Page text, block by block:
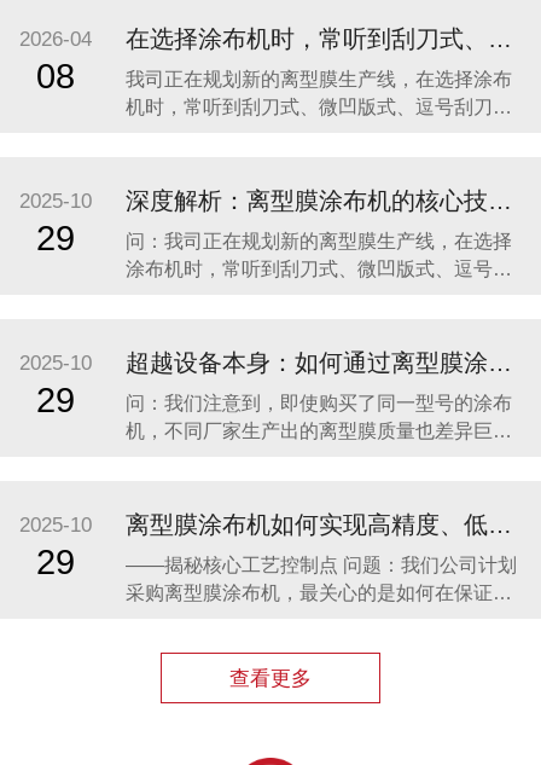
品质量的长期稳定性？如果出现剥离力波动，
该从哪些方面排查？ 这恰恰点明了行业的本
质：“七分工艺，三分设备”。一台先进的涂布机
是精密的“
2026-04
08
在选择涂布机时，常听到刮刀式、微凹版式、逗号刮刀等多种涂布方式，它们之间究竟有何区别？我们应如何根据自身产品定位进行科学选型？
我司正在规划新的离型膜生产线，在选择涂布
机时，常听到刮刀式、微凹版式、逗号刮刀等
方式的选择直接决定了离型膜产品的性能下限
和上限，是生产线投资的基石。选对了，事半
功倍；选错了，可能从一开始就输在了起跑线
上。目前市面
2025-10
29
深度解析：离型膜涂布机的核心技术与应用选型指南
问：我司正在规划新的离型膜生产线，在选择
涂布机时，常听到刮刀式、微凹版式、逗号刮
答： 这是一个非常核心且专业的问题。涂布方
式的选择直接决定了离型膜产品的性能下限和
上限，是生产线投资的基石。下面我们为您详
细解析
2025-10
29
超越设备本身：如何通过离型膜涂布机工艺赋能，打造产品核心竞争力？
问：我们注意到，即使购买了同一型号的涂布
机，不同厂家生产出的离型膜质量也差异巨
遍，这也恰恰点明了离型膜制造行业的本
质：“七分工艺，三分设备”。一台先进的涂布机
只是一个精密的“骨架”，而真正赋予产品灵魂与
竞争
2025-10
29
离型膜涂布机如何实现高精度、低成本的稳定生产？
——揭秘核心工艺控制点 问题：我们公司计划
采购离型膜涂布机，最关心的是如何在保证涂
定运行。市场上的设备很多，能否从专业角度
讲解一下关键点？ 回答： 您好，这是一个非常
核心且专业的问题，直接关系到投资的成败。
查看更多